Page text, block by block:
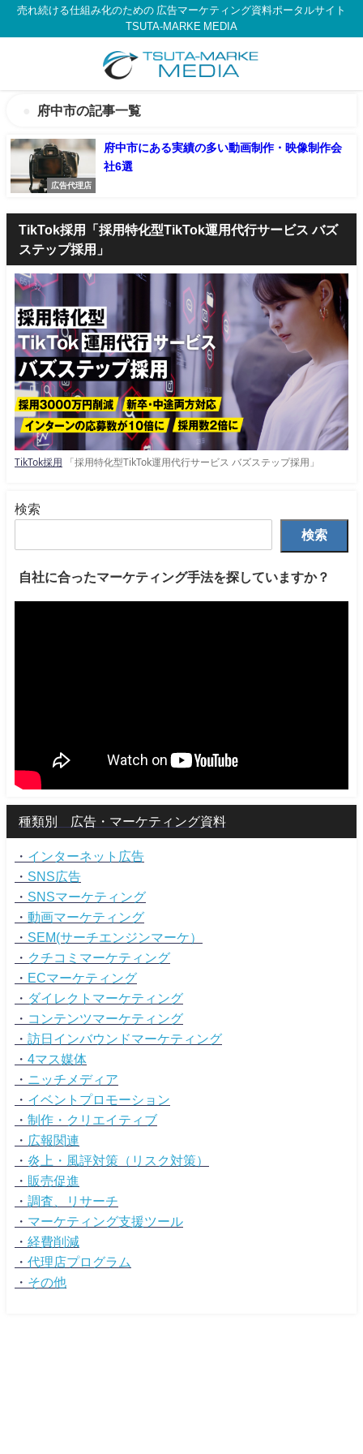
売れ続ける仕組み化のための 広告マーケティング資料ポータルサイト
TSUTA-MARKE MEDIA
府中市の記事一覧
広告代理店
府中市にある実績の多い動画制作・映像制作会
社6選
TikTok採用「採用特化型TikTok運用代行サービス バズ
ステップ採用」
TikTok採用 「採用特化型TikTok運用代行サービス バズステップ採用」
検索
検索
自社に合ったマーケティング手法を探していますか？
種類別 広告・マーケティング資料
・ インターネット広告
・ SNS広告
・ SNSマーケティング
・ 動画マーケティング
・ SEM(サーチエンジンマーケ）
・ クチコミマーケティング
・ ECマーケティング
・ ダイレクトマーケティング
・ コンテンツマーケティング
・ 訪日インバウンドマーケティング
・ 4マス媒体
・ ニッチメディア
・ イベントプロモーション
・ 制作・クリエイティブ
・ 広報関連
・ 炎上・風評対策（リスク対策）
・ 販売促進
・ 調査、リサーチ
・ マーケティング支援ツール
・ 経費削減
・ 代理店プログラム
・ その他